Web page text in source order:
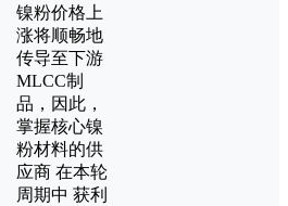
镍粉价格上
涨将顺畅地
传导至下游
MLCC制
品，因此，
掌握核心镍
粉材料的供
应商 在本轮
周期中 获利